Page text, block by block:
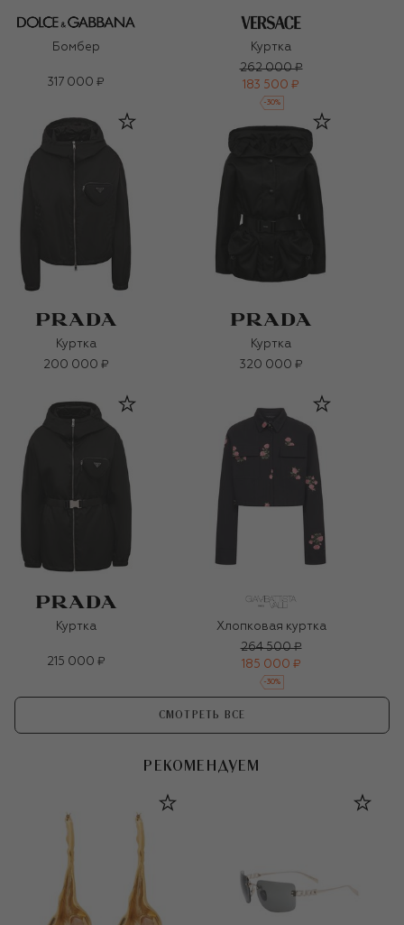
Бомбер
317 000 ₽
Куртка
262 000 ₽
183 500 ₽
-30%
Куртка
200 000 ₽
Куртка
320 000 ₽
Куртка
215 000 ₽
Хлопковая куртка
264 500 ₽
185 000 ₽
-30%
СМОТРЕТЬ ВСЕ
РЕКОМЕНДУЕМ